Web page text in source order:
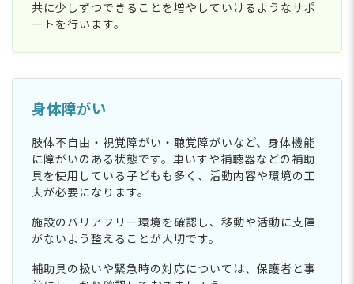
共に少しずつできることを増やしていけるようなサポ
ートを行います。
身体障がい
肢体不自由・視覚障がい・聴覚障がいなど、身体機能
に障がいのある状態です。車いすや補聴器などの補助
具を使用している子どもも多く、活動内容や環境の工
夫が必要になります。
施設のバリアフリー環境を確認し、移動や活動に支障
がないよう整えることが大切です。
補助具の扱いや緊急時の対応については、保護者と事